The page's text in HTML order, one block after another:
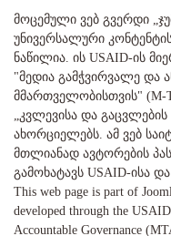
მოცემული ვებ გვერდი
უნივერსალური კონტენტის
ნაწილია. ის USAID-ის
"მედია გამჭვირვალე და
მმართველობისთვის" (M-
„კვლევისა და
ახორციელებს. ამ ვებ
მთლიანად ავტორების
გამოხატავს USAID-ისა
This web page is part of
developed through the
Accountable Governance